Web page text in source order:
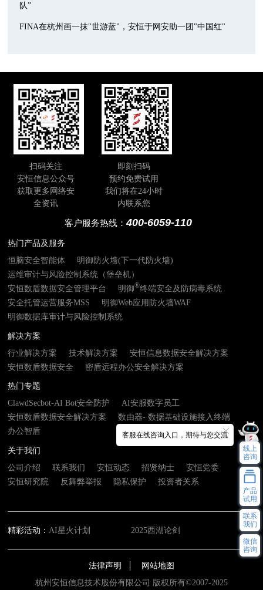
队”
FINA在杭州画一抹"世游蓝"，安恒于网安助一团"中国红"
扫码关注
安恒信息公众号
获取更多网络安
全资讯
即刻扫码
预约免费试用
我们将在24小时
内联系您
客户服务热线：400-6059-110
热门产品及服务
恒脑安全智能体
明御防火墙(下一代防火墙)
运维审计与风险控制系统（堡垒机）
安恒数盾数据安全管理平台
明御®终端安全及防病毒系统
安全托管运营服务MSS
明御Web应用防火墙WAF
明御数据库审计与风险控制系统
解决方案
行业解决方案
技术解决方案
安恒信息数据安全解决方案
安恒数盾数据安全
密盾远程办公安全解决方案
热门专题
ClawdSecbot-AI Bot安全防护
AI安服数字员工
安恒数盾数据安全解决方案
数由器- 数据基础设施接入终端
办公智盾
关于我们
公司介绍
联系我们 安恒动态 招贤纳士
安恒党委
安恒研究院
反舞弊举报 隐私保护 投资者关系
精彩活动：AI星火计划 2025西湖论剑
法律声明
网站地图
杭州安恒信息技术股份有限公司 版权所有©2007-2025
客服在线咨询入口，期待与您交流
线上
咨询
产品
试用
联系
我们
微信
咨询